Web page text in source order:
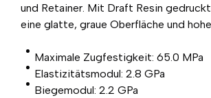
und Retainer. Mit Draft Resin
eine glatte, graue Oberfläche und
Maximale Zugfestigkeit: 65.0 MPa
Elastizitätsmodul: 2.8 GPa
Biegemodul: 2.2 GPa